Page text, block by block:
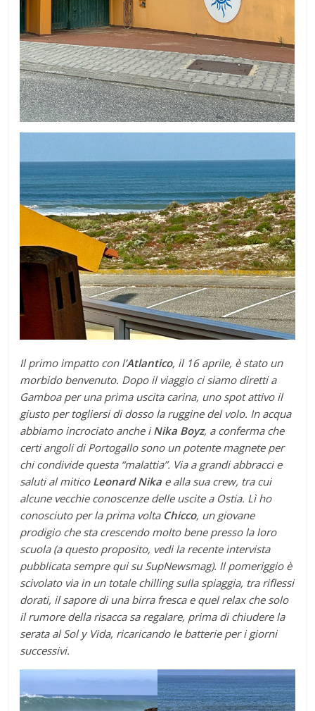
Il primo impatto con l’Atlantico, il 16 aprile, è stato un
morbido benvenuto. Dopo il viaggio ci siamo diretti a
Gamboa per una prima uscita carina, uno spot attivo il
giusto per togliersi di dosso la ruggine del volo. In acqua
abbiamo incrociato anche iNika Boyz, a conferma che
certi angoli di Portogallo sono un potente magnete per
chi condivide questa “malattia”. Via a grandi abbracci e
saluti al mitico Leonard Nika e alla sua crew, tra cui
alcune vecchie conoscenze delle uscite a Ostia. Lì ho
conosciuto per la prima voltaChicco, un giovane
prodigio che sta crescendo molto bene presso la loro
scuola (a questo proposito, vedi la recente intervista
pubblicata sempre qui su SupNewsmag). Il pomeriggio è
scivolato via in un totale chilling sulla spiaggia, tra riflessi
dorati, il sapore di una birra fresca e quel relax che solo
il rumore della risacca sa regalare, prima di chiudere la
serata al Sol y Vida, ricaricando le batterie per i giorni
successivi.